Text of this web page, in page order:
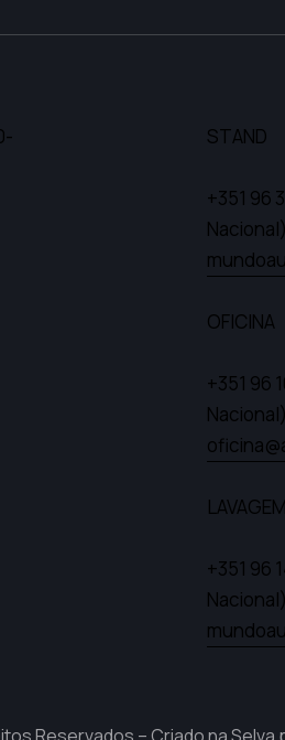
STAND
+351 96
Nacional)
OFICINA
+351 96
Nacional)
LAVAGEM
+351 96
Nacional)